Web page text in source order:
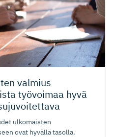
valmius
työvoimaa hyvä
ulkomaisten
ovat hyvällä tasolla.